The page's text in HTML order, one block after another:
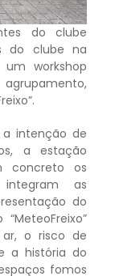
do clube
do clube na
workshop
intenção de
a estação
concreto os
as
do
o risco de
a história do
fomos